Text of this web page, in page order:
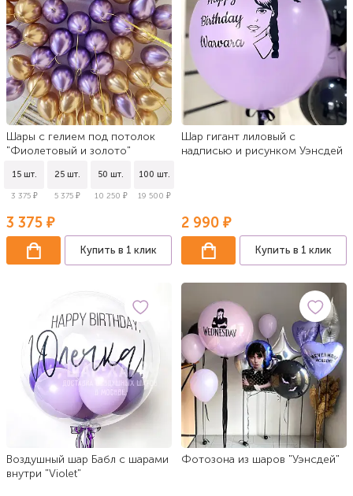
Шары с гелием под потолок
"Фиолетовый и золото"
15 шт.
3 375 ₽
25 шт.
5 375 ₽
50 шт.
10 250 ₽
100 шт.
19 500 ₽
3 375 ₽
Купить в 1 клик
Шар гигант лиловый с
надписью и рисунком Уэнсдей
2 990 ₽
Купить в 1 клик
Воздушный шар Бабл с шарами
внутри "Violet"
Фотозона из шаров "Уэнсдей"